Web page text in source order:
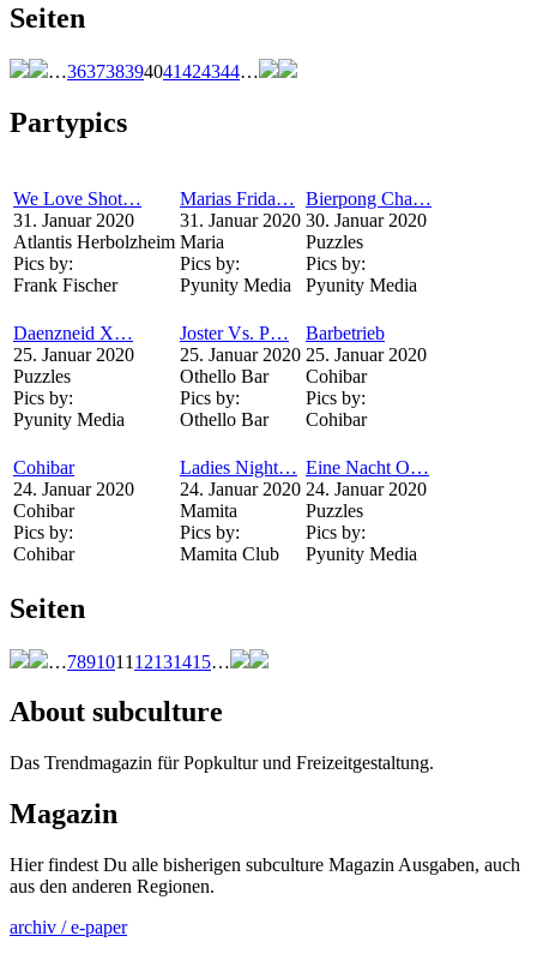
Seiten
…363738394041424344…
Partypics
We Love Shot…
31. Januar 2020
Atlantis Herbolzheim
Pics by:
Frank Fischer
Marias Frida…
31. Januar 2020
Maria
Pics by:
Pyunity Media
Bierpong Cha…
30. Januar 2020
Puzzles
Pics by:
Pyunity Media
Daenzneid X…
25. Januar 2020
Puzzles
Pics by:
Pyunity Media
Joster Vs. P…
25. Januar 2020
Othello Bar
Pics by:
Othello Bar
Barbetrieb
25. Januar 2020
Cohibar
Pics by:
Cohibar
Cohibar
24. Januar 2020
Cohibar
Pics by:
Cohibar
Ladies Night…
24. Januar 2020
Mamita
Pics by:
Mamita Club
Eine Nacht O…
24. Januar 2020
Puzzles
Pics by:
Pyunity Media
Seiten
…7891011 12131415…
About subculture
Das Trendmagazin für Popkultur und Freizeitgestaltung.
Magazin
Hier findest Du alle bisherigen subculture Magazin Ausgaben, auch
aus den anderen Regionen.
archiv / e-paper